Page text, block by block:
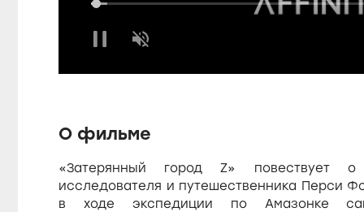
a
u
e
U
m
L
a
d
d
8
О фильме
«Затерянный город Z» повествует о
исследователя и путешественника Перси
в ходе экспедиции по Амазонке